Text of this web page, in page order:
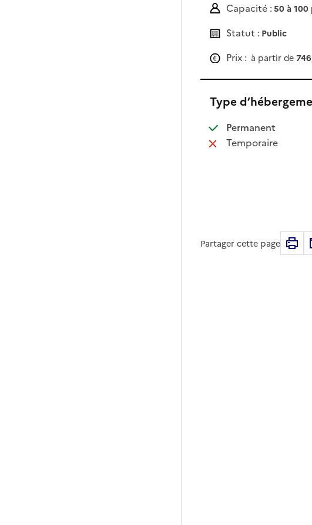
Capacité : 50 à 100
Statut : Public
Prix : à partir de
Type
Permanent: disponible
Temporaire
: non
Partager cette page